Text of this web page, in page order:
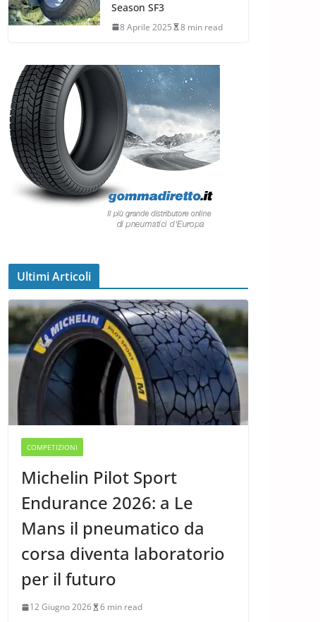
Season SF3
8 Aprile 2025 8 min read
Ultimi Articoli
COMPETIZIONI
Michelin Pilot Sport
Endurance 2026: a Le
Mans il pneumatico da
corsa diventa laboratorio
per il futuro
12 Giugno 2026 6 min read